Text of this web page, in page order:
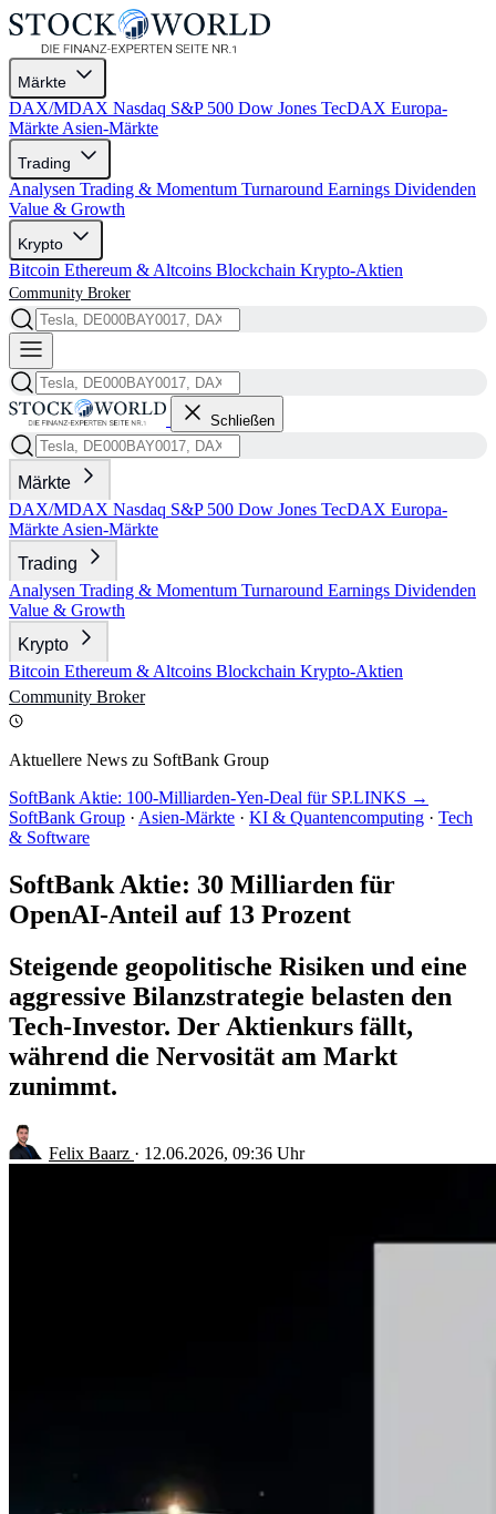
Märkte
DAX/MDAX Nasdaq S&P 500 Dow Jones TecDAX Europa-
Märkte Asien-Märkte
Trading
Analysen Trading & Momentum Turnaround Earnings Dividenden
Value & Growth
Krypto
Bitcoin Ethereum & Altcoins Blockchain Krypto-Aktien
Community Broker
Schließen
Märkte
DAX/MDAX Nasdaq S&P 500 Dow Jones TecDAX Europa-
Märkte Asien-Märkte
Trading
Analysen Trading & Momentum Turnaround Earnings Dividenden
Value & Growth
Krypto
Bitcoin Ethereum & Altcoins Blockchain Krypto-Aktien
Community Broker
Aktuellere News zu SoftBank Group
SoftBank Aktie: 100-Milliarden-Yen-Deal für SP.LINKS →
SoftBank Group · Asien-Märkte · KI & Quantencomputing · Tech
& Software
SoftBank Aktie: 30 Milliarden für
OpenAI-Anteil auf 13 Prozent
Steigende geopolitische Risiken und eine
aggressive Bilanzstrategie belasten den
Tech-Investor. Der Aktienkurs fällt,
während die Nervosität am Markt
zunimmt.
Felix Baarz · 12.06.2026, 09:36 Uhr